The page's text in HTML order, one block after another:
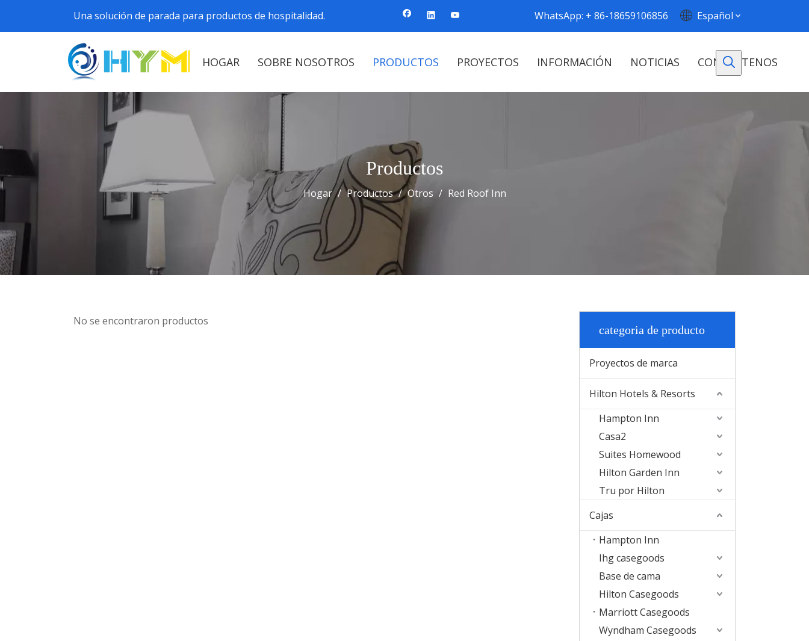
Una solución de parada para productos de hospitalidad. WhatsApp: + 86-18659106856 Español
HOGAR SOBRE NOSOTROS PRODUCTOS PROYECTOS INFORMACIÓN NOTICIAS CONTÁCTENOS
Productos
Hogar / Productos / Otros / Red Roof Inn
No se encontraron productos
categoria de producto
Proyectos de marca
Hilton Hotels & Resorts
Hampton Inn
Casa2
Suites Homewood
Hilton Garden Inn
Tru por Hilton
Cajas
Hampton Inn
Ihg casegoods
Base de cama
Hilton Casegoods
Marriott Casegoods
Wyndham Casegoods